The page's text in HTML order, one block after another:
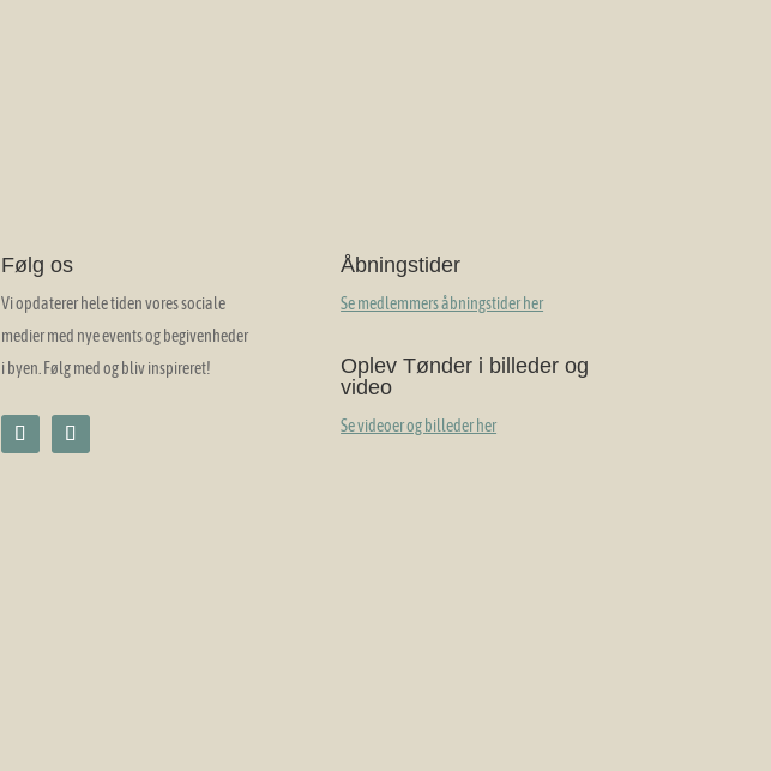
Følg os
Vi opdaterer hele tiden vores sociale
medier med nye events og begivenheder
i byen. Følg med og bliv inspireret!
Åbningstider
Se medlemmers åbningstider her
Oplev Tønder i billeder og
video
Se videoer og billeder her